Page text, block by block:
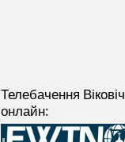
Телебачення
онлайн: